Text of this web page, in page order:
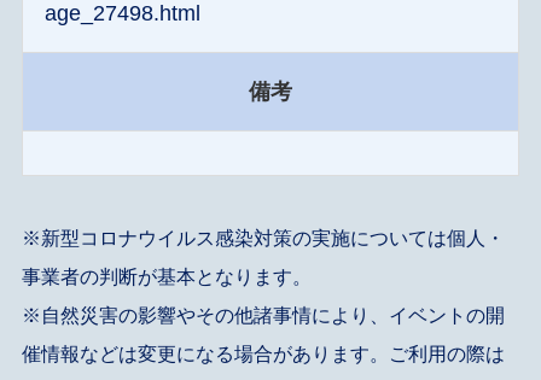
age_27498.html
備考
※新型コロナウイルス感染対策の実施については個人・
事業者の判断が基本となります。
※自然災害の影響やその他諸事情により、イベントの開
催情報などは変更になる場合があります。ご利用の際は